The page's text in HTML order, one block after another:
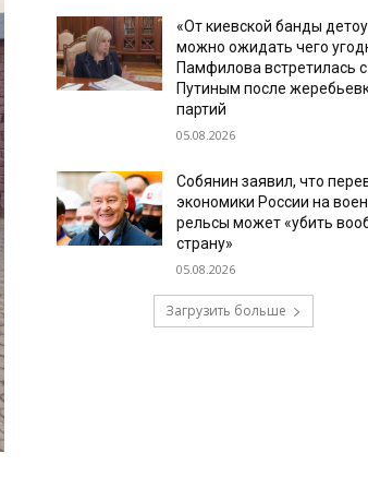
«От киевской банды
можно ожидать чего
Памфилова встретилась с
Путиным после
партий
05.08.2026
Собянин заявил, что
экономики России на
рельсы может «убить
страну»
05.08.2026
Загрузить больше